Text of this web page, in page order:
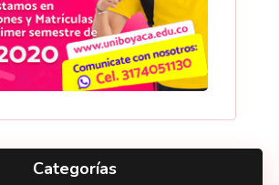
Categorías